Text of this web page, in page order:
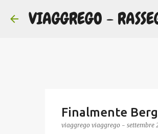
VIAGGREGO -
Finalmente
viaggrego viaggrego - settembre